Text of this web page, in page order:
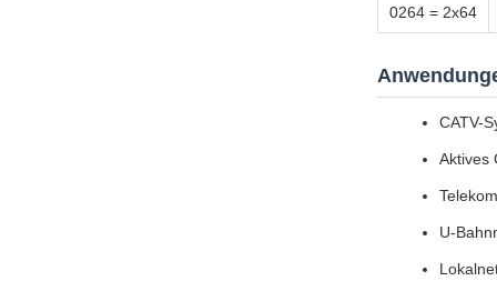
0264 = 2x64
CATV-
Aktives
U-